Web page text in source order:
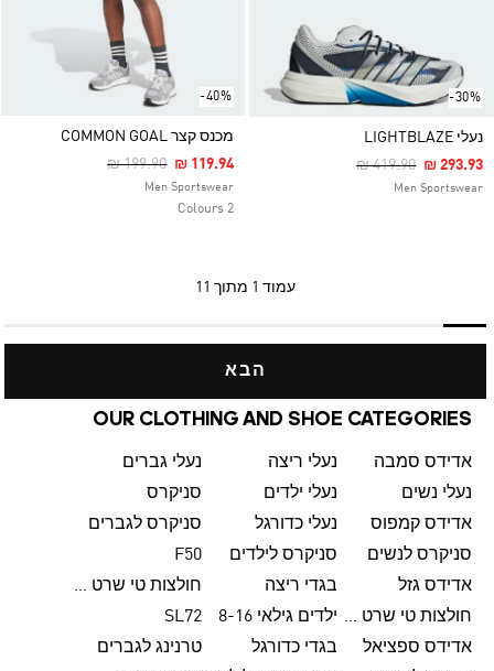
-30%
נעלי LIGHTBLAZE
Price Reduced From
₪ 419.90To₪ 293.93
Men Sportswear
-40%
מכנס קצר COMMON GOAL
Price Reduced From
₪ 199.90To₪ 119.94
Men Sportswear
2 Colours
עמוד 1 מתוך 11
הבא
OUR CLOTHING AND SHOE CATEGORIES
אדידס סמבה נעלי ריצה
נעלי גברים
נעלי נשים
נעלי ילדים
סניקרס
אדידס קמפוס
נעלי כדורגל
סניקרס לגברים
סניקרס לנשים
סניקרס לילדים
F50
אדידס גזל
בגדי ריצה
חולצות טי שרט לגברים
חולצות טי שרט לנשים ילדים גילאי 8-16
SL72
אדידס ספציאל
בגדי כדורגל
טרנינג לגברים